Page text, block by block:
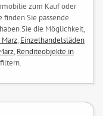
zum Kauf oder
finden Sie passende
Sie die Möglichkeit,
, Einzelhandelsläden
, Renditeobjekte in